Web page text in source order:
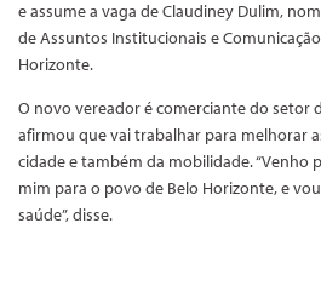
e assume a vaga de Claudiney Dulim,
de Assuntos Institucionais e
Horizonte.
O novo vereador é comerciante do setor
afirmou que vai trabalhar para melhorar
cidade e também da mobilidade. “Venho
mim para o povo de Belo Horizonte, e
saúde”, disse.